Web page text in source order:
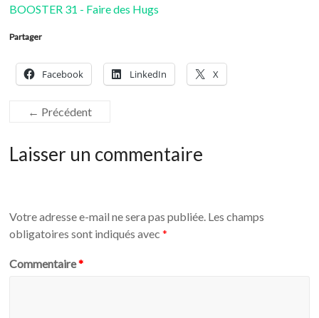
BOOSTER 31 - Faire des Hugs
Partager
Facebook LinkedIn X
← Précédent
Laisser un commentaire
Votre adresse e-mail ne sera pas publiée. Les champs
obligatoires sont indiqués avec*
Commentaire*